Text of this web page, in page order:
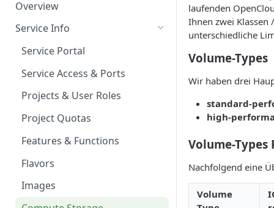
Overview
Service Info
Service Portal
Service Access & Ports
Projects & User Roles
Project Quotas
Features & Functions
Flavors
Images
laufenden
Ihnen zwei Klassen
unterschiedliche
Volume-Types
Wir haben drei
standard-
high-
Volume-
Nachfolgend eine
Volume